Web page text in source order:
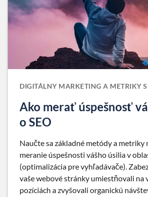
DIGITÁLNY MARKETING A METRIKY
Ako merať úspešnosť
o SEO
Naučte sa základné metódy a metriky
meranie úspešnosti vášho úsilia v
(optimalizácia pre vyhľadávače).
vaše webové stránky umiestňovali na
pozíciách a zvyšovali organickú